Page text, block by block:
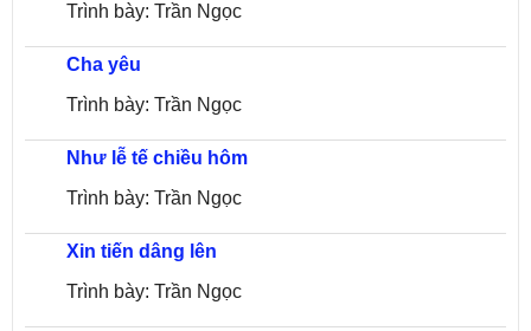
Trình bày: Trần Ngọc
Cha yêu
Trình bày: Trần Ngọc
Như lễ tế chiều hôm
Trình bày: Trần Ngọc
Xin tiến dâng lên
Trình bày: Trần Ngọc